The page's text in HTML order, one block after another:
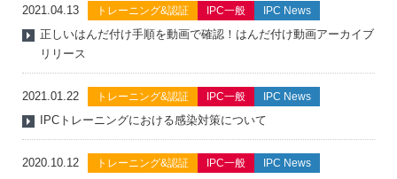
2021.04.13 トレーニング&認証 IPC一般 IPC News
正しいはんだ付け手順を動画で確認！はんだ付け動画アーカイブ
リリース
2021.01.22 トレーニング&認証 IPC一般 IPC News
IPCトレーニングにおける感染対策について
2020.10.12 トレーニング&認証 IPC一般 IPC News